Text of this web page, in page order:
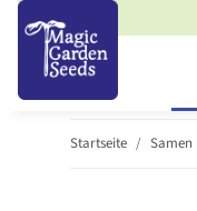
Startseite Samen